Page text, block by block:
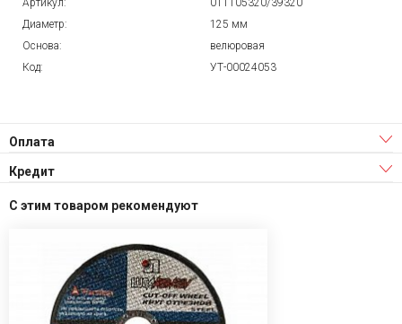
Артикул:
011105320/39320
Диаметр:
125 мм
Основа:
велюровая
Код:
УТ-00024053
Оплата
Кредит
С этим товаром рекомендуют